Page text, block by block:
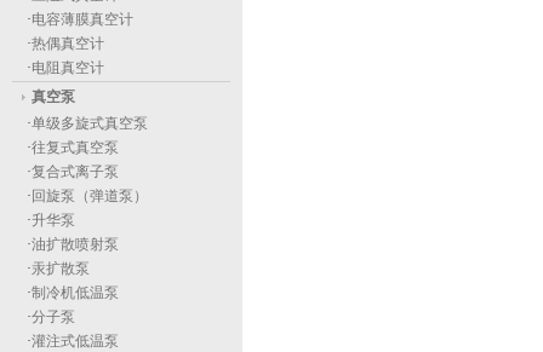
·电容薄膜真空计
·热偶真空计
·电阻真空计
真空泵
·单级多旋式真空泵
·往复式真空泵
·复合式离子泵
· 回旋泵（弹道泵）
·升华泵
·油扩散喷射泵
·汞扩散泵
·制冷机低温泵
·分子泵
·灌注式低温泵